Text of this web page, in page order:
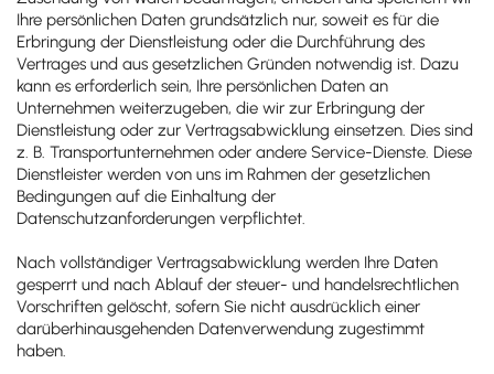
Ihre persönlichen Daten grundsätzlich nur, soweit es für die
Erbringung der Dienstleistung oder die Durchführung des
Vertrages und aus gesetzlichen Gründen notwendig ist. Dazu
kann es erforderlich sein, Ihre persönlichen Daten an
Unternehmen weiterzugeben, die wir zur Erbringung der
Dienstleistung oder zur Vertragsabwicklung einsetzen. Dies sind
z. B. Transportunternehmen oder andere Service-Dienste. Diese
Dienstleister werden von uns im Rahmen der gesetzlichen
Bedingungen auf die Einhaltung der
Datenschutzanforderungen verpflichtet.
Nach vollständiger Vertragsabwicklung werden Ihre Daten
gesperrt und nach Ablauf der steuer- und handelsrechtlichen
Vorschriften gelöscht, sofern Sie nicht ausdrücklich einer
darüberhinausgehenden Datenverwendung zugestimmt
haben.